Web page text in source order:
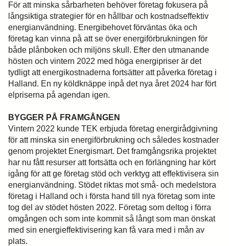
För att minska sårbarheten behöver företag fokusera på
långsiktiga strategier för en hållbar och kostnadseffektiv
energianvändning. Energibehovet förväntas öka och
företag kan vinna på att se över energiförbrukningen för
både plånboken och miljöns skull. Efter den utmanande
hösten och vintern 2022 med höga energipriser är det
tydligt att energikostnaderna fortsätter att påverka företag i
Halland. En ny köldknäppe inpå det nya året 2024 har fört
elpriserna på agendan igen.
BYGGER PÅ FRAMGÅNGEN
Vintern 2022 kunde TEK erbjuda företag energirådgivning
för att minska sin energiförbrukning och således kostnader
genom projektet Energismart. Det framgångsrika projektet
har nu fått resurser att fortsätta och en förlängning har kört
igång för att ge företag stöd och verktyg att effektivisera sin
energianvändning. Stödet riktas mot små- och medelstora
företag i Halland och i första hand till nya företag som inte
tog del av stödet hösten 2022. Företag som deltog i förra
omgången och som inte kommit så långt som man önskat
med sin energieffektivisering kan få vara med i mån av
plats.